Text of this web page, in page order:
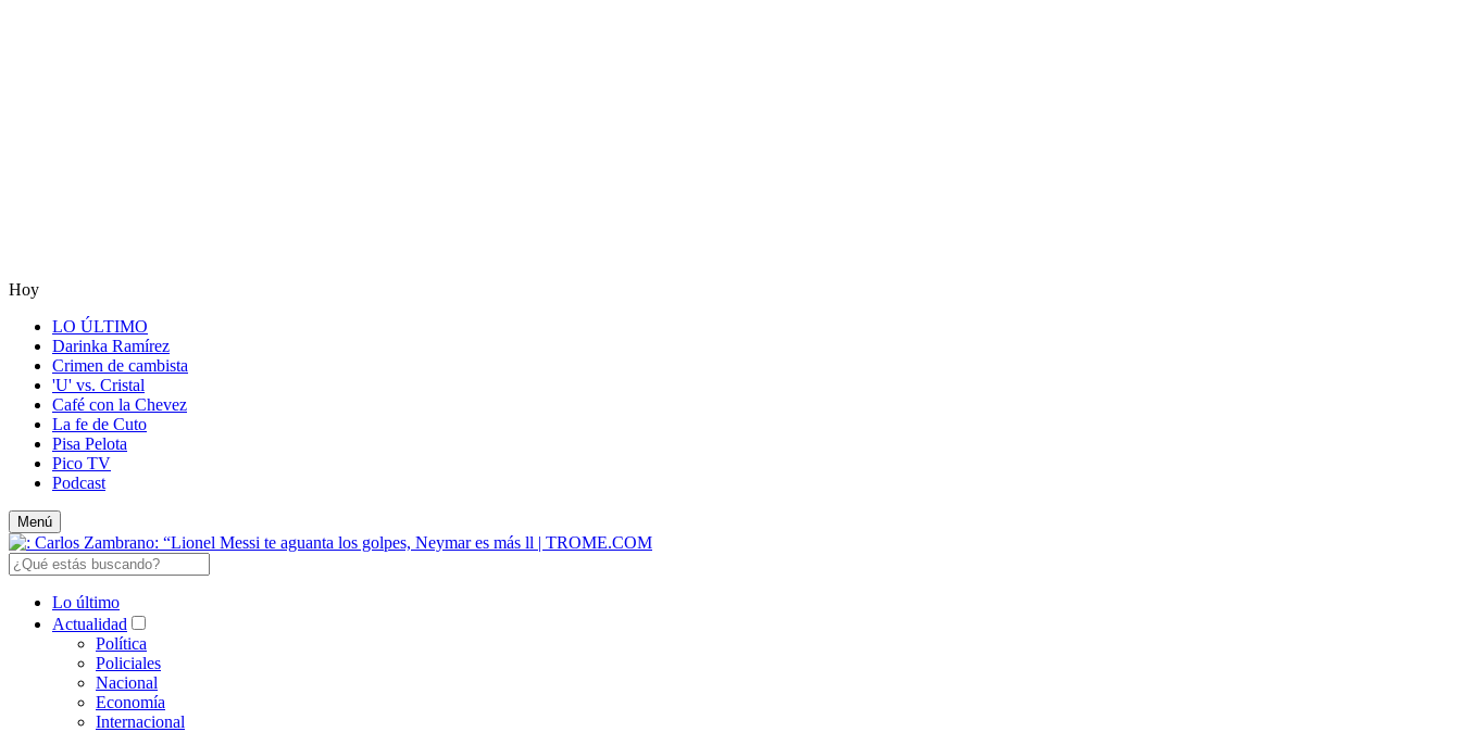
Hoy
LO ÚLTIMO
Darinka Ramírez
Crimen de cambista
'U' vs. Cristal
Café con la Chevez
La fe de Cuto
Pisa Pelota
Pico TV
Podcast
Menú
Lo último
Actualidad
Política
Policiales
Nacional
Economía
Internacional